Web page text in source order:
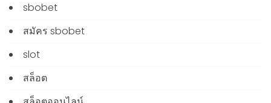
sbobet
สมัคร sbobet
slot
สล็อต